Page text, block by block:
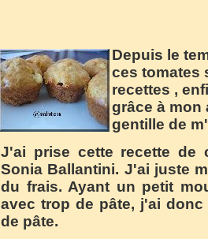
Depuis le
ces tomates
recettes ,
grâce à mon
gentille de
J'ai prise cette recette de
Sonia Ballantini. J'ai juste
du frais. Ayant un petit
avec trop de pâte, j'ai
de pâte.